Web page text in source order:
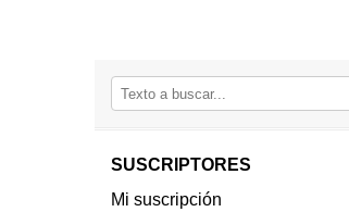
SUSCRIPTORES
Mi suscripción